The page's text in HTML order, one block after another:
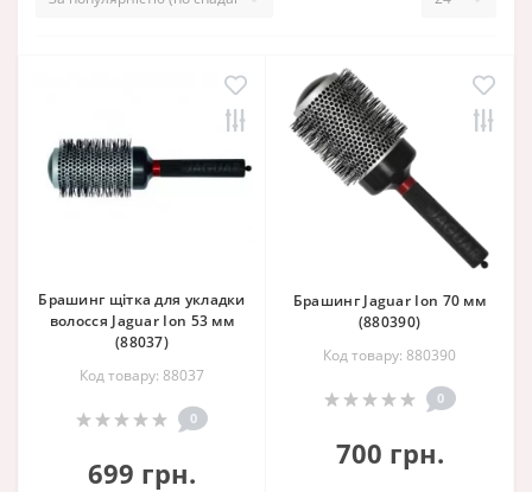
Брашинг щітка для укладки
волосся Jaguar Ion 53 мм
(88037)
Код товару: 88037
0
699 грн.
Брашинг Jaguar Ion 70 мм
(880390)
Код товару: 880390
0
700 грн.